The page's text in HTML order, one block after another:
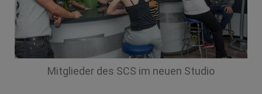
Mitglieder des SCS im neuen Studio